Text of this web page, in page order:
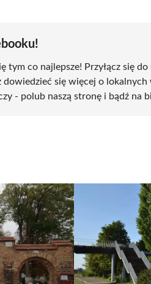
co najlepsze! Przyłącz się do
dowiedzieć się więcej o
- polub naszą stronę i bądź na